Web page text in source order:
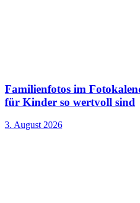
Familienfotos im
für Kinder so wertvoll sind
3. August 2026